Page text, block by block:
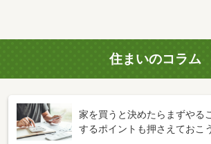
住まいのコラム
家を買うと決めたらまずやる
するポイントも押さえておこ